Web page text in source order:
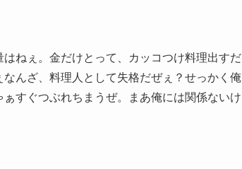
ねぇ。金だけとって、カッコつけ料理出すだ
んざ、料理人として失格だぜぇ？せっかく俺
すぐつぶれちまうぜ。まあ俺には関係ないけ